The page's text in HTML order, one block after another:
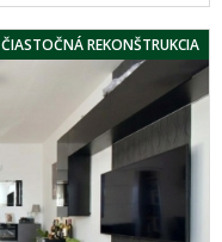
ČIASTOČNÁ REKONŠTRUKCIA